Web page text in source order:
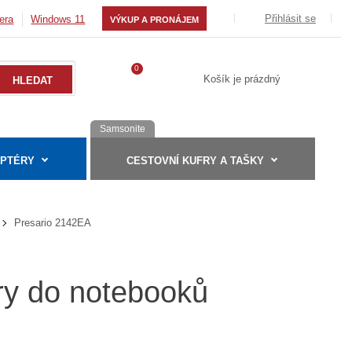
Windows 11 VÝKUP A PRONÁJEM Přihlásit se
0
Košík je prázdný
Samsonite
CESTOVNÍ KUFRY A TAŠKY
Presario 2142EA
do notebooků